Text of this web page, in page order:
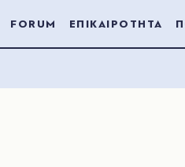
FORUM ΕΠΙΚΑΙΡΟΤΗΤΑ